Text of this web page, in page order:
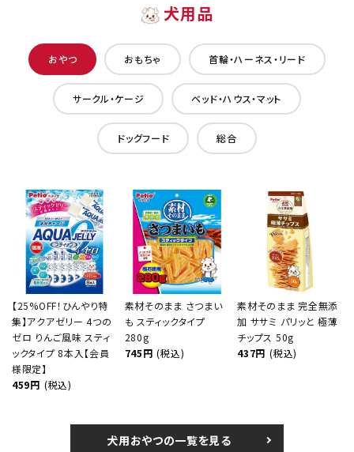
犬用品
おやつ おもちゃ 首輪・ハーネス・リード
サークル・ケージ ベッド・ハウス・マット
ドッグフード 総合
【25%OFF！ひんやり特
集】アクアゼリー 4つの
ゼロ りんご風味 スティ
ックタイプ 8本入【会員
様限定】
459円 (税込)
素材そのまま さつまい
も スティックタイプ
280g
745円 (税込)
素材そのまま 完全無添
加 ササミ パリッと 極薄
チップス 50g
437円 (税込)
犬用おやつの一覧を見る